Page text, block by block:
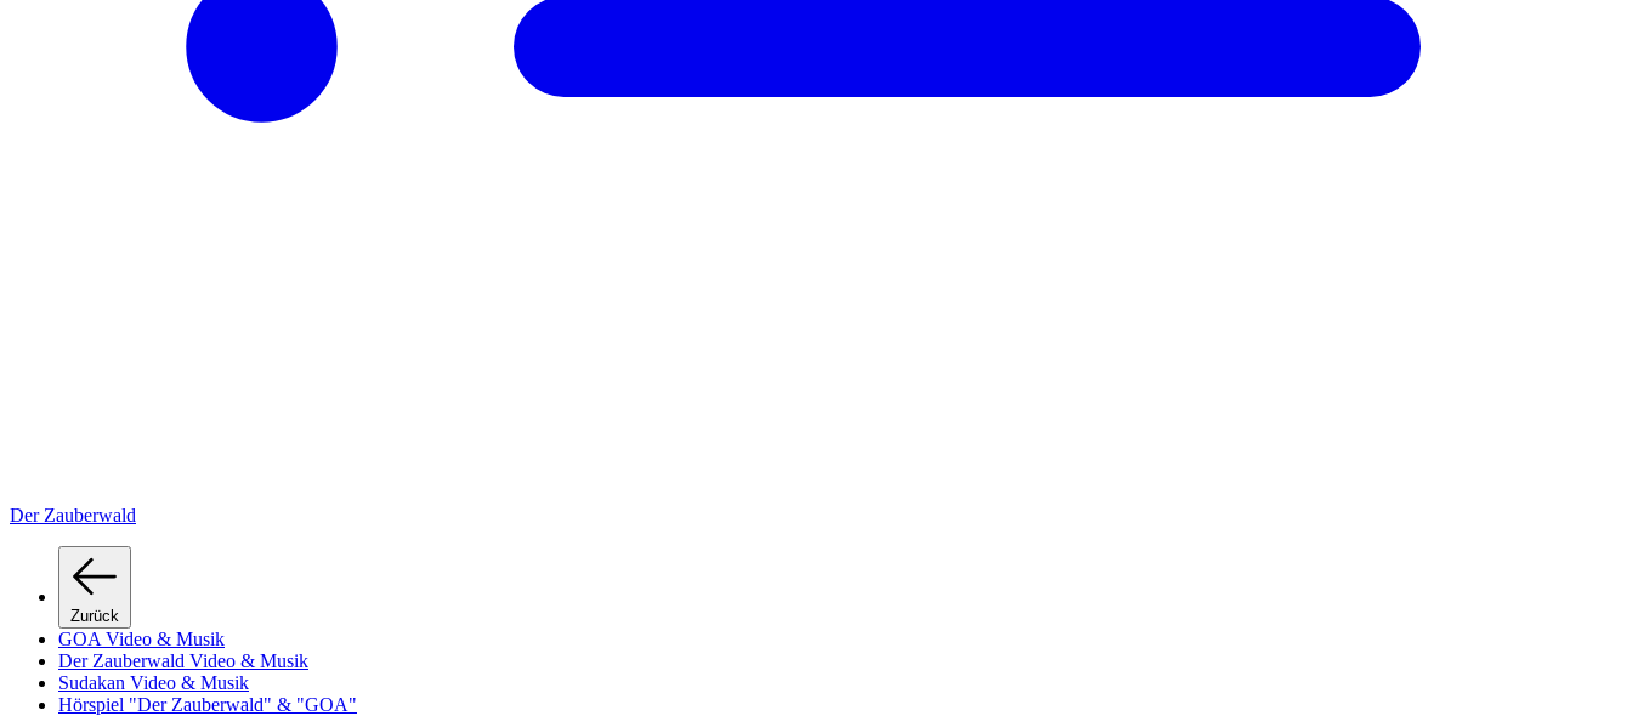
Der Zauberwald
Zurück
GOA Video & Musik
Der Zauberwald Video & Musik
Sudakan Video & Musik
Hörspiel "Der Zauberwald" & "GOA"